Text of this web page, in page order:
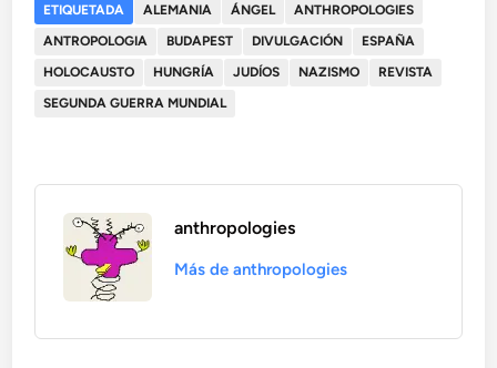
ETIQUETADA ALEMANIA ÁNGEL
ANTHROPOLOGIES
ANTROPOLOGIA
BUDAPEST DIVULGACIÓN
ESPAÑA
HOLOCAUSTO
HUNGRÍA JUDÍOS NAZISMO
REVISTA
SEGUNDA GUERRA MUNDIAL
anthropologies
Más de anthropologies